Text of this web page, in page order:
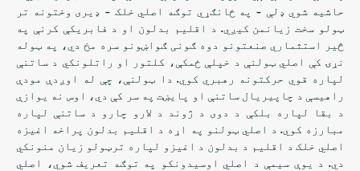
حاشیه شوي ډلې - په ځانګړي توګه اصلي خلک - ډیری وختونه تر
ټولو سخت زیانمن کیږي. د اقلیم بدلون او د فابریکې کرنې په
څیر استثماري صنعتونو دوه ګونی ګواښونو سره مخ دي، په ټوله
نړۍ کې اصلي ټولنې د خپلې ځمکې، کلتور او راتلونکي د ساتنې
لپاره قوي حرکتونه رهبري کوي. دا ټولنې، چې له اوږدې مودې
راهیسې د چاپیریال ساتنې او پایښت په سر کې دي، اوس نه یوازې
د بقا لپاره بلکې د دوی د ژوند د لارو چارو د ساتنې لپاره
مبارزه کوي. د اصلي ټولنو په اړه د اقلیم بدلون پراخه اغیزه
اصلي خلک د اقلیم د بدلون د اغیزو لپاره ترټولو زیان منونکي
دي. د یوې سیمې د اصلي اوسیدونکو په توګه تعریف شوي، اصلي